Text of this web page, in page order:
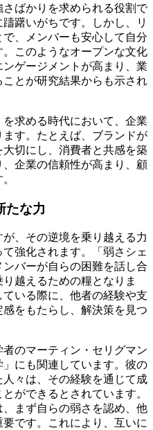
ばかりを求められる役割で
躇いがちです。しかし、リ
、メンバーも安心して自分
このようなオープンな文化
ゲージメントが高まり、業
とが研究結果からも示され
求める時代において、企業
す。たとえば、ブランドが
切にし、消費者と共感を築
企業の信頼性が高まり、顧
たな力
、その逆境を乗り越える力
強化されます。「弱さシェ
バーが自らの困難を話し合
越えるための糧となりま
いる際に、他者の経験や支
をもたらし、解決策を見つ
のマーティン・セリグマン
にも関連しています。彼の
々は、その経験を通じて成
ができるとされています。
まず自らの弱さを認め、他
です。これにより、互いに